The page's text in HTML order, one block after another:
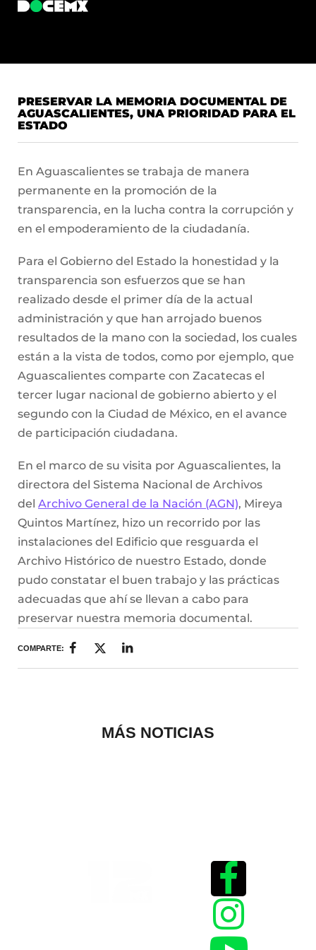
PRESERVAR LA MEMORIA DOCUMENTAL DE
AGUASCALIENTES, UNA PRIORIDAD PARA EL
ESTADO
En Aguascalientes se trabaja de manera
permanente en la promoción de la
transparencia, en la lucha contra la corrupción y
en el empoderamiento de la ciudadanía.
Para el Gobierno del Estado la honestidad y la
transparencia son esfuerzos que se han
realizado desde el primer día de la actual
administración y que han arrojado buenos
resultados de la mano con la sociedad, los cuales
están a la vista de todos, como por ejemplo, que
Aguascalientes comparte con Zacatecas el
tercer lugar nacional de gobierno abierto y el
segundo con la Ciudad de México, en el avance
de participación ciudadana.
En el marco de su visita por Aguascalientes, la
directora del Sistema Nacional de Archivos
del Archivo General de la Nación (AGN), Mireya
Quintos Martínez, hizo un recorrido por las
instalaciones del Edificio que resguarda el
Archivo Histórico de nuestro Estado, donde
pudo constatar el buen trabajo y las prácticas
adecuadas que ahí se llevan a cabo para
preservar nuestra memoria documental.
COMPARTE:
MÁS NOTICIAS